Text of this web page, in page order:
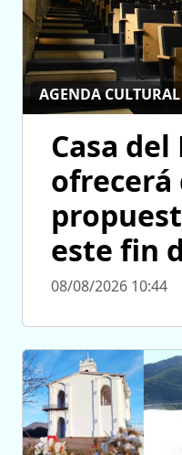
AGENDA CULTURAL
Casa del
este fin
08/08/2026 10:44